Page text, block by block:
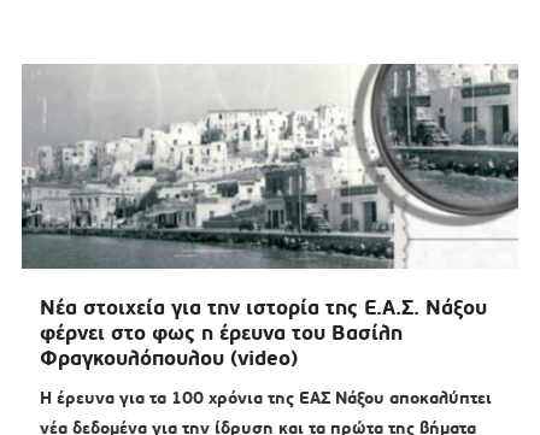
Νέα στοιχεία για την ιστορία της Ε.Α.Σ. Νάξου
φέρνει στο φως η έρευνα του Βασίλη
Φραγκουλόπουλου (video)
Η έρευνα για τα 100 χρόνια της ΕΑΣ Νάξου αποκαλύπτει
νέα δεδομένα για την ίδρυση και τα πρώτα της βήματα